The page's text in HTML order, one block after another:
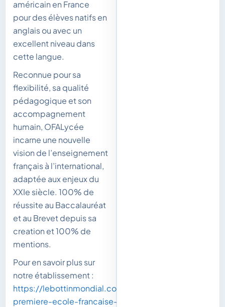
américain en France
pour des élèves natifs en
anglais ou avec un
excellent niveau dans
cette langue.
Reconnue pour sa
flexibilité, sa qualité
pédagogique et son
accompagnement
humain, OFALycée
incarne une nouvelle
vision de l’enseignement
français à l’international,
adaptée aux enjeux du
XXIe siècle. 100% de
réussite au Baccalauréat
et au Brevet depuis sa
creation et 100% de
mentions.
Pour en savoir plus sur
notre établissement :
https://lebottinmondial.com/la-
premiere-ecole-francaise-100-